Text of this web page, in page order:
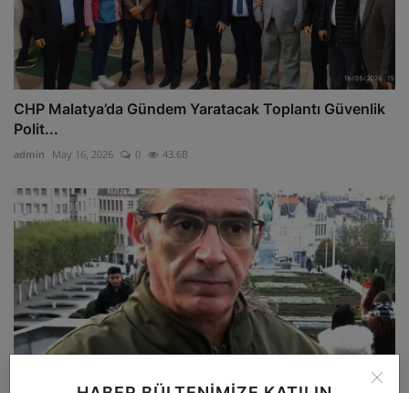
CHP Malatya’da Gündem Yaratacak Toplantı Güvenlik
Polit...
admin May 16, 2026 0 43.6B